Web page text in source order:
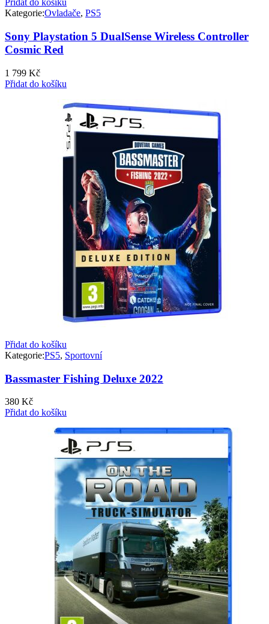
Přidat do košíku
Kategorie:Ovladače, PS5
Sony Playstation 5 DualSense Wireless Controller
Cosmic Red
1 799 Kč
Přidat do košíku
Přidat do košíku
Kategorie:PS5, Sportovní
Bassmaster Fishing Deluxe 2022
380 Kč
Přidat do košíku